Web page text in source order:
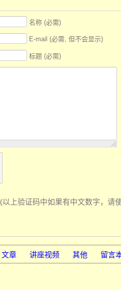
名称 (必需)
E-mail (必需, 但不会显示)
标题 (必需)
(以上验证码中如果有中文数字，请
文章 讲座视频 其他 留言